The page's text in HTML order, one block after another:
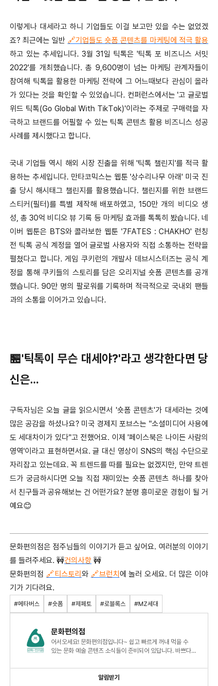
이렇게나 대세라고 하니 기업들도 이걸 보고만 있을 수는 없었겠
죠? 최근에는 일반 🔗기업들도 숏폼 콘텐츠를 마케팅에 적극 활용
하고 있는 추세입니다. 3월 31일 틱톡은 '틱톡 포 비즈니스 서밋
2022'를 개최했습니다. 총 9,600명이 넘는 마케팅 관계자들이
참여해 틱톡을 활용한 마케팅 전략에 그 어느때보다 관심이 올라
가 있다는 것을 확인할 수 있었습니다. 컨퍼런스에서는 '고 글로벌
위드 틱톡(Go Global With TikTok)'이라는 주제로 구매력을 자
극하고 브랜드를 어필할 수 있는 틱톡 콘텐츠 활용 비즈니스 성공
사례를 제시했다고 합니다.
국내 기업들 역시 해외 시장 진출을 위해 '틱톡 챌린지'를 적극 활
용하는 추세입니다. 만타코믹스는 웹툰 '상수리나무 아래' 미국 진
출 당시 해시태그 챌린지를 활용했습니다. 챌린지를 위한 브랜드
스티커(필터)를 특별 제작해 배포하였고, 150만 개의 비디오 생
성, 총 30억 비디오 뷰 기록 등 마케팅 효과를 톡톡히 봤습니다. 네
이버 웹툰은 BTS와 콜라보한 웹툰 '7FATES : CHAKHO' 런칭
전 틱톡 공식 계정을 열어 글로벌 사용자와 직접 소통하는 전략을
펼쳤다고 합니다. 게임 쿠키런의 개발사 데브시스터즈는 공식 계
정을 통해 쿠키들의 스토리를 담은 오리지널 숏폼 콘텐츠를 공개
했습니다. 90만 명의 팔로워를 기록하며 적극적으로 국내외 팬들
과의 소통을 이어가고 있습니다.
🏪'틱톡이 무슨 대세야?'라고 생각한다면 당
신은...
구독자님은 오늘 글을 읽으시면서 '숏폼 콘텐츠'가 대세라는 것에
많은 공감을 하셨나요? 미국 경제지 포브스는 "소셜미디어 사용에
도 세대차이가 있다"고 전했어요. 이제 '페이스북은 나이든 사람의
영역'이라고 표현하면서요. 글 대신 영상이 SNS의 핵심 수단으로
자리잡고 있는데요. 꼭 트렌드를 따를 필요는 없겠지만, 만약 트렌
드가 궁금하시다면 오늘 직접 재미있는 숏폼 콘텐츠 하나를 찾아
서 친구들과 공유해보는 건 어떤가요? 분명 흥미로운 경험이 될 거
예요😊
문화편의점은 점주님들의 이야기가 듣고 싶어요. 여러분의 이야기
를 들려주세요. 🚧건의사항 🚧
문화편의점 🔗티스토리 와 🔗브런치에 놀러 오세요. 더 많은 이야
기가 기다려요.
#메타버스 #숏폼 #제페토 #로블록스 #MZ세대
문화편의점
어서오세요! 문화편의점입니다~ 쉽고 빠르게 꺼내 먹을 수
있는 문화 예술 콘텐츠 소식들이 준비되어 있답니다. 바쁘다고
알림받기